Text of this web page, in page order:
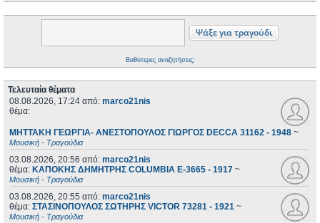
Βαθύτερες αναζητήσεις;
Τελευταία θέματα
08.08.2026, 17:24 από: marco21nis
θέμα:
ΜΗΤΤΑΚΗ ΓΕΩΡΓΙΑ- ΑΝΕΣΤΟΠΟΥΛΟΣ ΓΙΩΡΓΟΣ DECCA 31162 - 1948 ~
Μουσική - Τραγούδια
03.08.2026, 20:56 από: marco21nis
θέμα: ΚΑΠΟΚΗΣ ΔΗΜΗΤΡΗΣ COLUMBIA E-3665 - 1917 ~
Μουσική - Τραγούδια
03.08.2026, 20:55 από: marco21nis
θέμα: ΣΤΑΣΙΝΟΠΟΥΛΟΣ ΣΩΤΗΡΗΣ VICTOR 73281 - 1921 ~
Μουσική - Τραγούδια